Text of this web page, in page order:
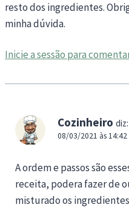
resto dos ingredientes.
minha dúvida.
Inicie a sessão para
Cozinheiro diz:
08/03/2021 às 14:42
A ordem e passos são
receita, podera fazer de
misturado os